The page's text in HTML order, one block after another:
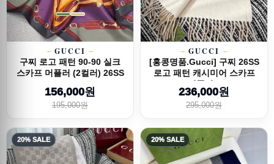
GUCCI
구찌 로고 패턴 90-90 실크
스카프 머플러 (2컬러) 26SS
156,000원
195,000원
GUCCI
[홍콩명품.Gucci] 구찌 26SS
로고 패턴 캐시미어 스카프
머플러...
236,000원
295,000원
20% SALE 20% SALE